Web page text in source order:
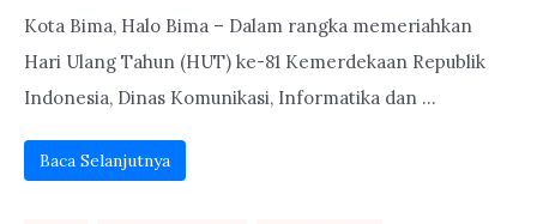
Kota Bima, Halo Bima – Dalam rangka memeriahkan
Hari Ulang Tahun (HUT) ke-81 Kemerdekaan Republik
Indonesia, Dinas Komunikasi, Informatika dan ...
Baca Selanjutnya